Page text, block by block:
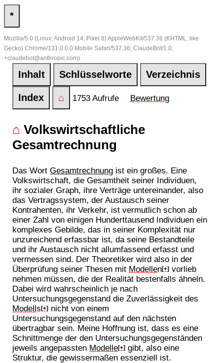
*
Mozilla/5.0 (Linux; Android 14; Pixel 8) AppleWebKit/537.36 (KHTML, like
Gecko) Chrome/131.0.0.0 Mobile Safari/537.36; ClaudeBot/1.0;
+claudebot@anthropic.com)
Inhalt Schlüsselworte Verzeichnis
Index ⌂ 1753 Aufrufe Bewertung
⌂ Volkswirtschaftliche
Gesamtrechnung
Das WortGesamtrechnung ist ein großes. Eine
Volkswirtschaft, die Gesamtheit seiner Individuen,
ihr sozialer Graph, ihre Verträge untereinander, also
das Vertragssystem, der Austausch seiner
Kontrahenten, ihr Verkehr, ist vermutlich schon ab
einer Zahl von einigen Hunderttausend Individuen ein
komplexes Gebilde, das in seiner Komplexität nur
unzureichend erfassbar ist, da seine Bestandteile
und ihr Austausch nicht allumfassend erfasst und
vermessen sind. Der Theoretiker wird also in der
Überprüfung seiner Thesen mit Modellen[+] vorlieb
nehmen müssen, die der Realität bestenfalls ähneln.
Dabei wird wahrscheinlich je nach
Untersuchungsgegenstand die Zuverlässigkeit des
Modells[+] nicht von einem
Untersuchungsgegenstand auf den nächsten
übertragbar sein. Meine Hoffnung ist, dass es eine
Schnittmenge der den Untersuchungsgegenständen
jeweils angepassten Modelle[+] gibt, also eine
Struktur, die gewissermaßen essenziell ist.